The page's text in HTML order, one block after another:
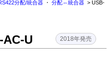
ンロード
分配/統合器・ 分配⇔統合器> USB-
AC-U 2018年発売